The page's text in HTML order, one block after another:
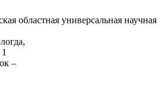
областная универсальная научная
–